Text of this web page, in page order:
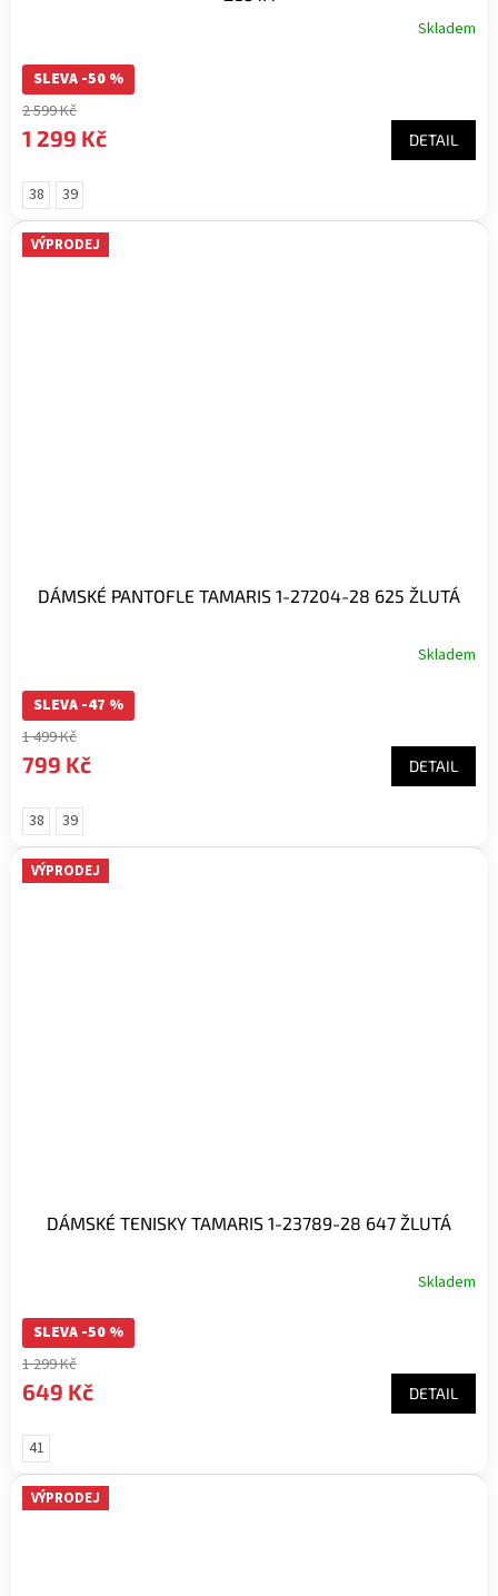
Skladem
SLEVA -50 %
2 599 Kč
1 299 Kč DETAIL
38 39
VÝPRODEJ
DÁMSKÉ PANTOFLE TAMARIS 1-27204-28 625 ŽLUTÁ
Skladem
SLEVA -47 %
1 499 Kč
799 Kč DETAIL
38 39
VÝPRODEJ
DÁMSKÉ TENISKY TAMARIS 1-23789-28 647 ŽLUTÁ
Skladem
SLEVA -50 %
1 299 Kč
649 Kč DETAIL
41
VÝPRODEJ